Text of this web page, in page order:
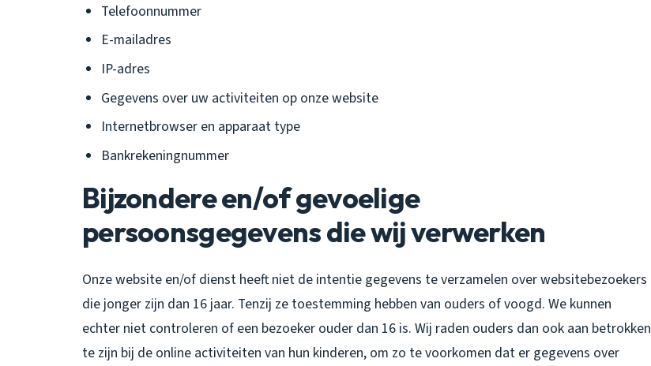
Telefoonnummer
E-mailadres
IP-adres
Gegevens over uw activiteiten op onze website
Internetbrowser en apparaat type
Bankrekeningnummer
Bijzondere en/of gevoelige
persoonsgegevens die wij verwerken
Onze website en/of dienst heeft niet de intentie gegevens te verzamelen over websitebezoekers
die jonger zijn dan 16 jaar. Tenzij ze toestemming hebben van ouders of voogd. We kunnen
echter niet controleren of een bezoeker ouder dan 16 is. Wij raden ouders dan ook aan betrokken
te zijn bij de online activiteiten van hun kinderen, om zo te voorkomen dat er gegevens over